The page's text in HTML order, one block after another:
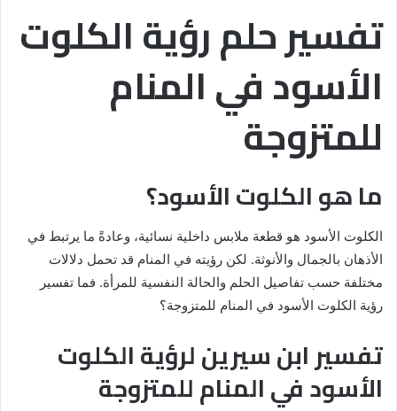
تفسير حلم رؤية الكلوت
الأسود في المنام
للمتزوجة
ما هو الكلوت الأسود؟
الكلوت الأسود هو قطعة ملابس داخلية نسائية، وعادةً ما يرتبط في
الأذهان بالجمال والأنوثة. لكن رؤيته في المنام قد تحمل دلالات
مختلفة حسب تفاصيل الحلم والحالة النفسية للمرأة. فما تفسير
رؤية الكلوت الأسود في المنام للمتزوجة؟
تفسير ابن سيرين لرؤية الكلوت
الأسود في المنام للمتزوجة